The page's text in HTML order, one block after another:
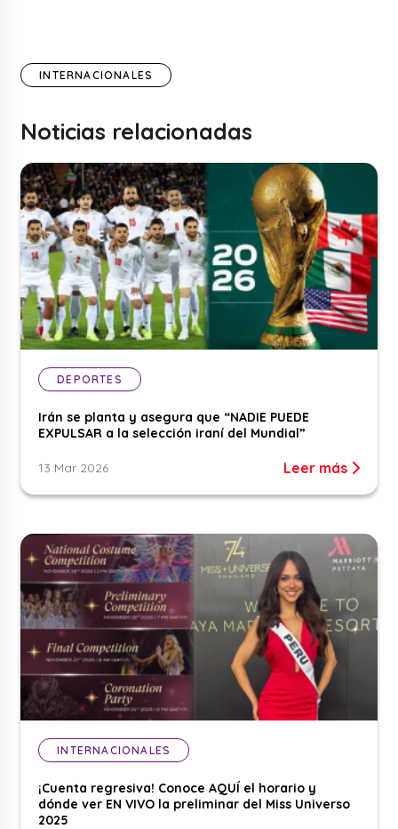
INTERNACIONALES
Noticias relacionadas
DEPORTES
Irán se planta y asegura que “NADIE PUEDE
EXPULSAR a la selección iraní del Mundial”
13 Mar 2026 Leer más
INTERNACIONALES
¡Cuenta regresiva! Conoce AQUÍ el horario y
dónde ver EN VIVO la preliminar del Miss Universo
2025